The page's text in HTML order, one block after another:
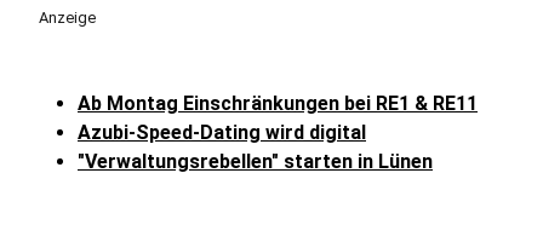
Anzeige
Ab Montag Einschränkungen bei RE1 & RE11
Azubi-Speed-Dating wird digital
"Verwaltungsrebellen" starten in Lünen